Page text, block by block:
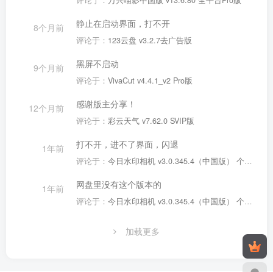
8个月前 静止在启动界面，打不开
评论于： 123云盘 v3.2.7去广告版
9个月前 黑屏不启动
评论于： VivaCut v4.4.1_v2 Pro版
12个月前 感谢版主分享！
评论于： 彩云天气 v7.62.0 SVIP版
1年前 打不开，进不了界面，闪退
评论于： 今日水印相机 v3.0.345.4（中国版） 个人会员版
1年前 网盘里没有这个版本的
评论于： 今日水印相机 v3.0.345.4（中国版） 个人会员版
加载更多